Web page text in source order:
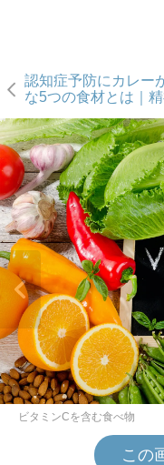
認知症予防にカレー
な5つの食材とは｜
ビタミンCを含む食べ物
この